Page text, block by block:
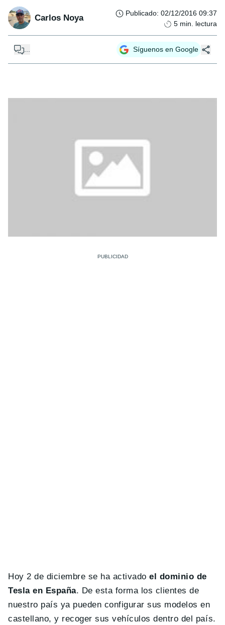
Carlos Noya Publicado: 02/12/2016 09:37
5 min. lectura
... Síguenos en Google
Hoy 2 de diciembre se ha activadoel dominio de
Tesla en España. De esta forma los clientes de
nuestro país ya pueden configurar sus modelos en
castellano, y recoger sus vehículos dentro del país.